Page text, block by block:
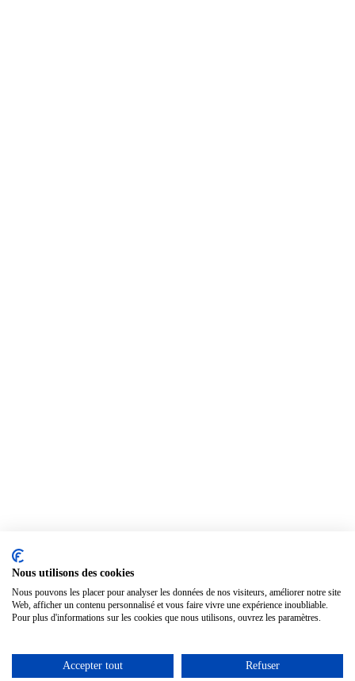
Nous utilisons des cookies
Nous pouvons les placer pour analyser les données de nos visiteurs, améliorer notre site
Web, afficher un contenu personnalisé et vous faire vivre une expérience inoubliable.
Pour plus d'informations sur les cookies que nous utilisons, ouvrez les paramètres.
Accepter tout Refuser